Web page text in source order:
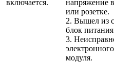
включается.
напряжение
или розетке.
2. Вышел из
блок
3.
электронного
модуля.